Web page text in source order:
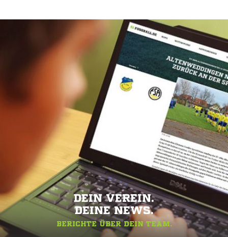
DEIN VEREIN.
DEINE NEWS.
BERICHTE ÜBER DEIN TEAM.